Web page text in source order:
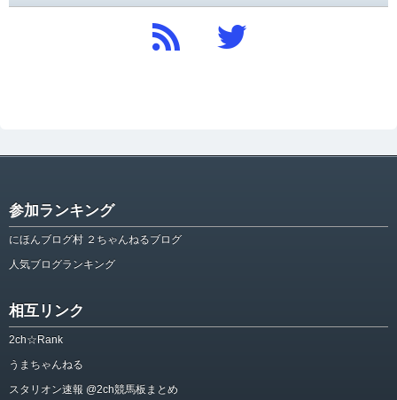
参加ランキング
にほんブログ村 ２ちゃんねるブログ
人気ブログランキング
相互リンク
2ch☆Rank
うまちゃんねる
スタリオン速報 @2ch競馬板まとめ